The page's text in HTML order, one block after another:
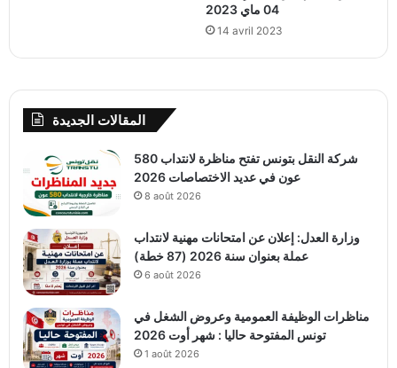
04 ماي 2023
14 avril 2023
المقالات الجديدة
شركة النقل بتونس تفتح مناظرة لانتداب 580
عون في عديد الاختصاصات 2026
8 août 2026
وزارة العدل: إعلان عن امتحانات مهنية لانتداب
عملة بعنوان سنة 2026 (87 خطة)
6 août 2026
مناظرات الوظيفة العمومية وعروض الشغل في
تونس المفتوحة حاليا : شهر أوت 2026
1 août 2026